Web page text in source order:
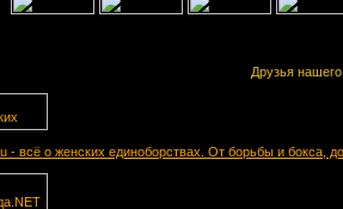
Друзья
- всё о женских единоборствах. От борьбы и бокса,